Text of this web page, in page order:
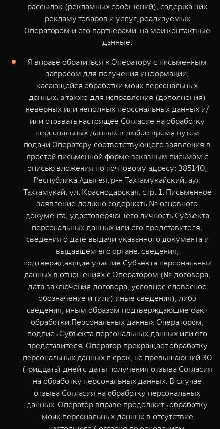
рассылок (рекламных сообщений), содержащих
рекламу товаров и услуг, реализуемых
Оператором и его партнерами, на мои контактные
данные.
Я вправе обратиться к Оператору с письменным
запросом для получения информации,
касающейся обработки моих персональных
данных, а также для исправления (дополнения)
неверных или неполных персональных данных и/
или отозвать настоящее Согласие на обработку
персональных данных в любое время путем
подачи Оператору соответствующего заявления в
простой письменной форме заказным письмом с
описью вложения по почтовому адресу: 385140,
Республика Адыгея, р-н Тахтамукайский, аул
Тахтамукай, ул. Краснодарская, стр. 1. Письменное
заявление должно содержать № основного
документа, удостоверяющего личность Субъекта
персональных данных или его представителя,
сведения о дате выдачи указанного документа и
выдавшем его органе, сведения,
подтверждающие участие Субъекта персональных
данных в отношениях с Оператором (№ договора,
дата заключения договора, условное словесное
обозначение и (или) иные сведения), либо
сведения, иным образом подтверждающие факт
обработки Персональных данных Оператором,
подпись Субъекта персональных данных или его
представителя. Оператор прекращает обработку
персональных данных в срок, не превышающий 30
(тридцать) дней с даты получения отзыва Согласия
на обработку персональных данных. В случае
отзыва Согласия на обработку персональных
данных, Оператор вправе продолжить обработку
моих персональных данных в отсутствие